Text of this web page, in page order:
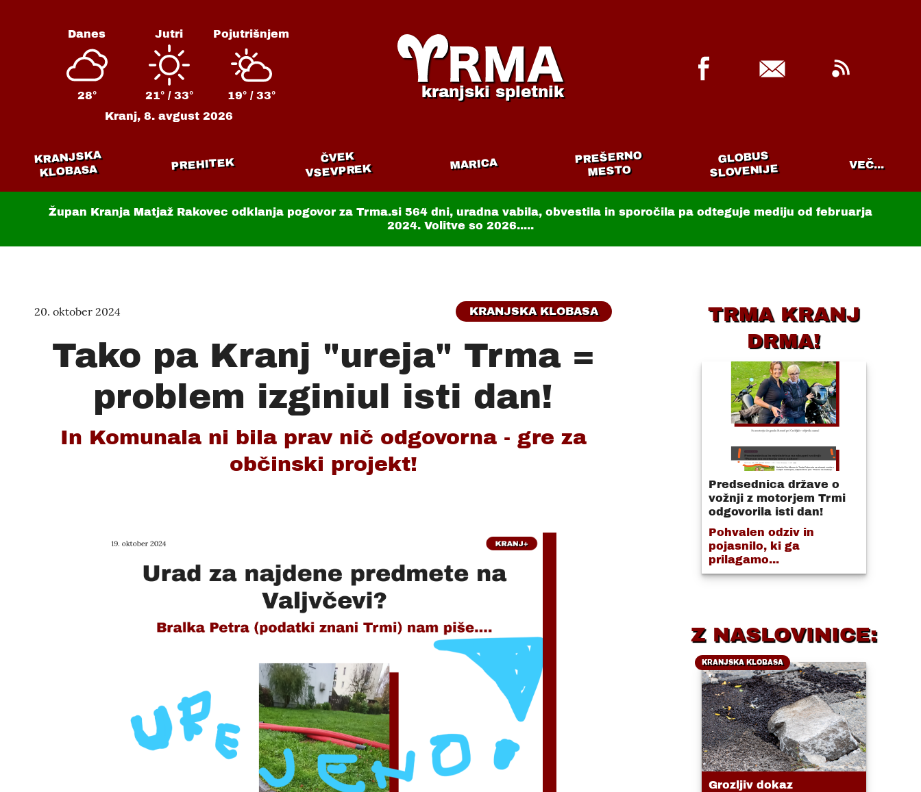
Danes
28°
Jutri
21° / 33°
Pojutrišnjem
19° / 33°
Kranj,8. avgust 2026
kranjski spletnik
KRANJSKA
KLOBASA PREHITEK ČVEK
VSEVPREK MARICA PREŠERNO
MESTO
GLOBUS
SLOVENIJE VEČ...
Župan Kranja Matjaž Rakovec odklanja pogovor za Trma.si 564 dni, uradna vabila, obvestila in sporočila pa odteguje mediju od februarja
2024. Volitve so 2026.....
20. oktober 2024 KRANJSKA KLOBASA
Tako pa Kranj "ureja" Trma =
problem izginiul isti dan!
In Komunala ni bila prav nič odgovorna - gre za
občinski projekt!
TRMA KRANJ
DRMA!
Predsednica države o
vožnji z motorjem Trmi
odgovorila isti dan!
Pohvalen odziv in
pojasnilo, ki ga
prilagamo...
Z NASLOVINICE:
KRANJSKA KLOBASA
Grozljiv dokaz